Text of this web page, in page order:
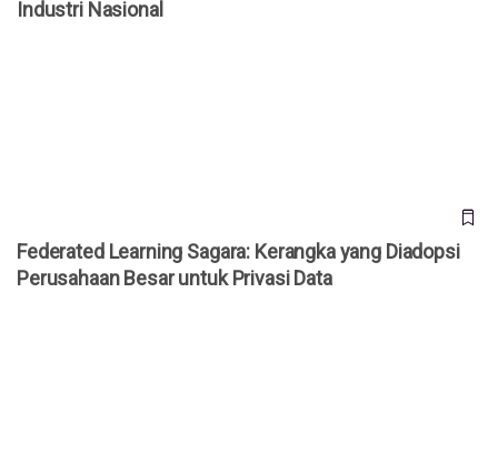
Industri Nasional
Federated Learning Sagara: Kerangka yang Diadopsi
Perusahaan Besar untuk Privasi Data